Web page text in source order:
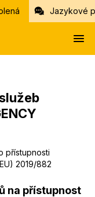
Jazykové
přístupnosti
2019/882
na přístupnost